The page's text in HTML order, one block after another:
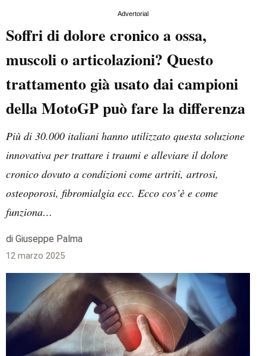
Advertorial
Soffri di dolore cronico a ossa,
muscoli o articolazioni? Questo
trattamento già usato dai campioni
della MotoGP può fare la differenza
Più di 30.000 italiani hanno utilizzato questa soluzione
innovativa per trattare i traumi e alleviare il dolore
cronico dovuto a condizioni come artriti, artrosi,
osteoporosi, fibromialgia ecc. Ecco cos’è e come
funziona…
di Giuseppe Palma
12 marzo 2025